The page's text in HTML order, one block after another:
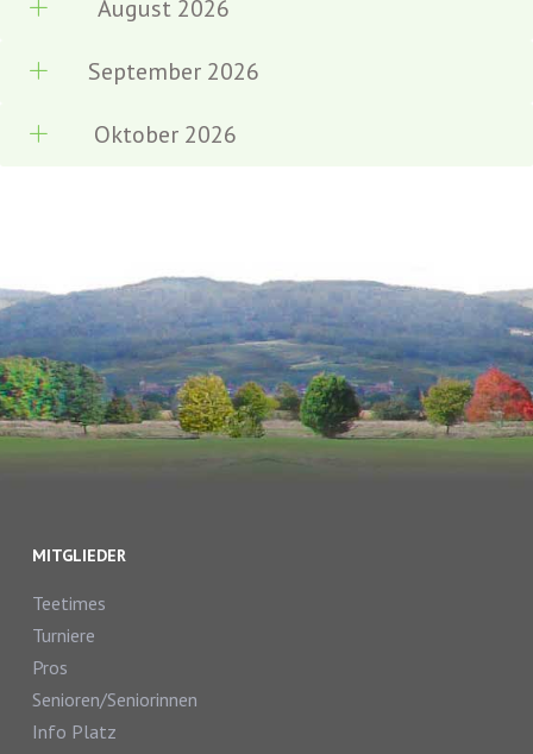
August 2026
September 2026
Oktober 2026
MITGLIEDER
Teetimes
Turniere
Pros
Senioren/Seniorinnen
Info Platz